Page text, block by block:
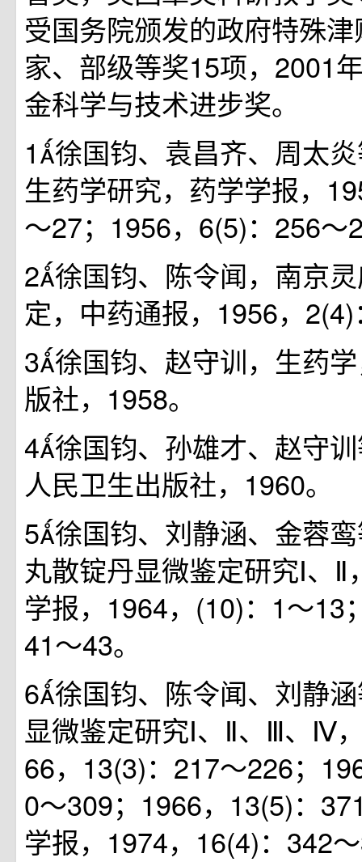
受国务院颁发的政府特殊
家、部级等奖15项，2001
金科学与技术进步奖。
1徐国钧、袁昌齐、周太
生药学研究，药学学报，
～27；1956，6(5)：256～
2徐国钧、陈令闻，南京
定，中药通报，1956，
3徐国钧、赵守训，生药
版社，1958。
4徐国钧、孙雄才、赵守
人民卫生出版社，1960。
5徐国钧、刘静涵、金蓉
丸散锭丹显微鉴定研究Ⅰ、
学报，1964，(10)：1～13
41～43。
6徐国钧、陈令闻、刘静
显微鉴定研究Ⅰ、Ⅱ、Ⅲ、Ⅳ
66，13(3)：217～226；
0～309；1966，13(5)：
学报，1974，16(4)：342